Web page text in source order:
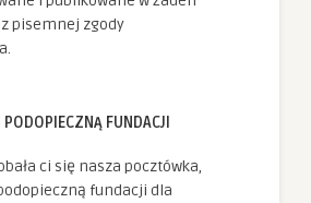
pisemnej zgody
FUNDACJI
ci się nasza pocztówka,
fundacji dla